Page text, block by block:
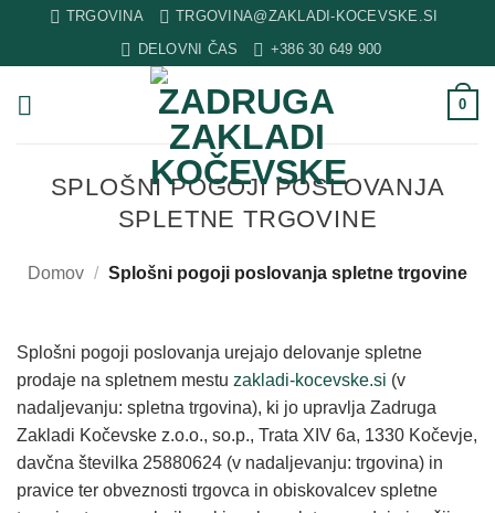
content
TRGOVINA
TRGOVINA@ZAKLADI-KOCEVSKE.SI
DELOVNI ČAS
+386 30 649 900
0
SPLOŠNI POGOJI POSLOVANJA
SPLETNE TRGOVINE
Domov / Splošni pogoji poslovanja spletne trgovine
Splošni pogoji poslovanja urejajo delovanje spletne
prodaje na spletnem mestu zakladi-kocevske.si (v
nadaljevanju: spletna trgovina), ki jo upravlja Zadruga
Zakladi Kočevske z.o.o., so.p., Trata XIV 6a, 1330 Kočevje,
davčna številka 25880624 (v nadaljevanju: trgovina) in
pravice ter obveznosti trgovca in obiskovalcev spletne